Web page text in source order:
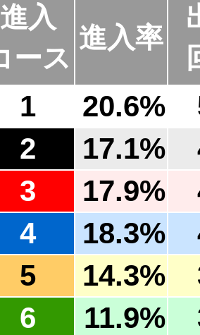
進入
ース
進入率
1 20.6%
2
17.1%
3
17.9%
4
18.3%
5
14.3%
6
11.9%